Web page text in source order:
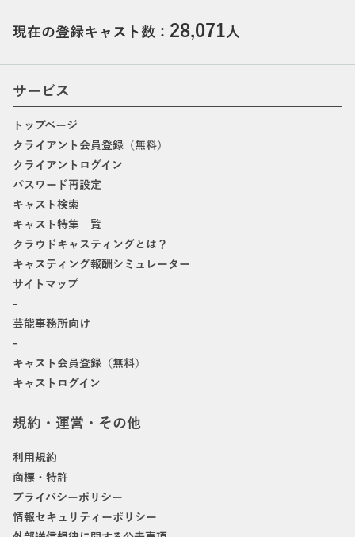
現在の登録キャスト数： 28,071人
サービス
トップページ
クライアント会員登録（無料）
クライアントログイン
パスワード再設定
キャスト検索
キャスト特集一覧
クラウドキャスティングとは？
キャスティング報酬シミュレーター
サイトマップ
-
芸能事務所向け
-
キャスト会員登録（無料）
キャストログイン
規約・運営・その他
利用規約
商標・特許
プライバシーポリシー
情報セキュリティーポリシー